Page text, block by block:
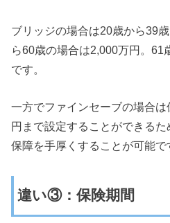
ブリッジの場合は20歳から39
ら60歳の場合は2,000万円。61
です。
一方でファインセーブの場合
円まで設定することができる
保障を手厚くすることが可能で
違い③：保険期間